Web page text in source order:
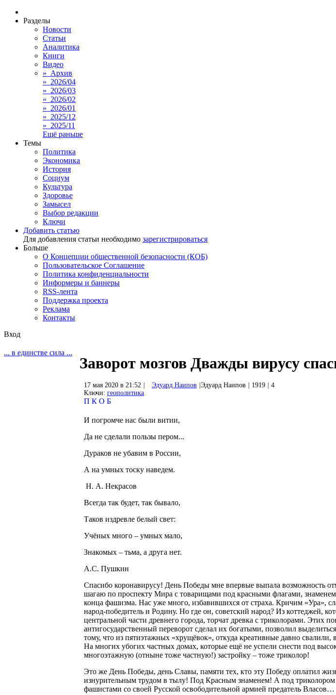
Разделы
Новости
Статьи
Аналитика
Книги
Видео
» Архив
» 2026/04
» 2026/03
» 2026/02
» 2026/01
» 2025/12
» 2025/11
Ещё раньше
Темы
Политика
Экономика
История
Социум
Культура
Здоровье
Замысел
Выбор редакции
Ключи
Добавить статью
Для добавления статьи необходимо зарегистрироваться
Больше
О Концепции общественной безопасности (КОБ)
Пользовательское Соглашение
Политика конфиденциальности
Информеры и баннеры
RSS-лента
Поддержка проекта
Реклама
Контакты
Вход
... в единстве сила ...
Заворот мозгов Дважды вирусу
17 мая 2020 в 21:52 Эдуард Наипов Эдуард Наипов 1919
4
Ключи: геополитика
П К О Б
И погромче нас были витии,
Да не сделали пользы пером...
Дураков не убавим в России,
А на умных тоску наведем.
Н. А. Некрасов
Всегда так будет, так бывало,
Таков издревле белый свет:
Учёных много – умных мало,
Знакомых – тьма, а друга нет.
А.С. Пушкин
Спасибо коронавирусу! День Победы мне впервые выпала возможность
шагаю по проспекту Мира с товарищами под красными флагами,
конца фашизма. Нас уже много, избавившихся от страха. Кричим «Ура»,
народ-победитель и Родину. Но где он, советский народ? Из коттеджей,
центральной части древнего города, торчат древка с триколорами. Этих
антигосударственный переворот сделал их богатыми, позволил
тому, что из пятиэтажных «хрущёвок», откуда креативные давно свалили,
На многих убогих частных домах, которые ещё не успели снести под
многоэтажную (отныне тоже частную!) застройку – тоже триколор!
Это же День Победы, день Славы, памяти тех, кто эту Победу оплатил
изнурительным трудом в тылу! Под Красным знаменем! А под
фашистами со своей Русской освободительной армией предатель Власов…